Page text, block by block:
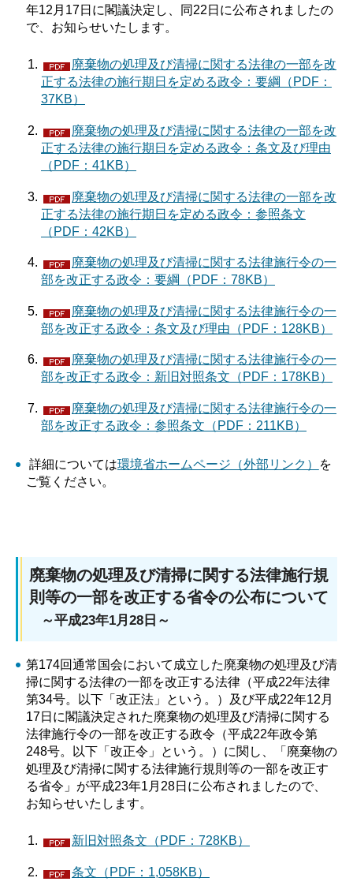
年12月17日に閣議決定し、同22日に公布されましたの
で、お知らせいたします。
廃棄物の処理及び清掃に関する法律の一部を改
正する法律の施行期日を定める政令：要綱（PDF：
37KB）
廃棄物の処理及び清掃に関する法律の一部を改
正する法律の施行期日を定める政令：条文及び理由
（PDF：41KB）
廃棄物の処理及び清掃に関する法律の一部を改
正する法律の施行期日を定める政令：参照条文
（PDF：42KB）
廃棄物の処理及び清掃に関する法律施行令の一
部を改正する政令：要綱（PDF：78KB）
廃棄物の処理及び清掃に関する法律施行令の一
部を改正する政令：条文及び理由（PDF：128KB）
廃棄物の処理及び清掃に関する法律施行令の一
部を改正する政令：新旧対照条文（PDF：178KB）
廃棄物の処理及び清掃に関する法律施行令の一
部を改正する政令：参照条文（PDF：211KB）
詳細については環境省ホームページ（外部リンク）
を
ご覧ください。
廃棄物の処理及び清掃に関する法律施行規
則等の一部を改正する省令の公布について
～平成23年1月28日～
第174回通常国会において成立した廃棄物の処理及び清
掃に関する法律の一部を改正する法律（平成22年法律
第34号。以下「改正法」という。）及び平成22年12月
17日に閣議決定された廃棄物の処理及び清掃に関する
法律施行令の一部を改正する政令（平成22年政令第
248号。以下「改正令」という。）に関し、「廃棄物の
処理及び清掃に関する法律施行規則等の一部を改正す
る省令」が平成23年1月28日に公布されましたので、
お知らせいたします。
新旧対照条文（PDF：728KB）
条文（PDF：1,058KB）